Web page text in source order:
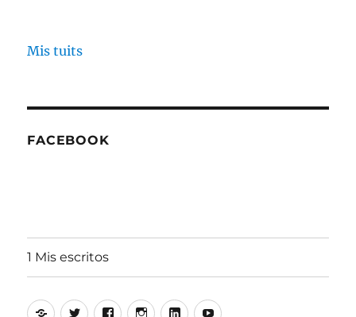
Mis tuits
FACEBOOK
1 Mis escritos
AlfonsoTwitterFacebookInstagram
LinkedinYoutube